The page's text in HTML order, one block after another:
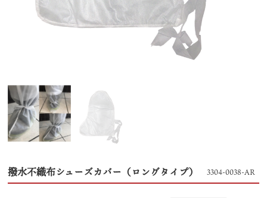
撥水不織布シューズカバー（ロングタイプ） 3304-0038-AR